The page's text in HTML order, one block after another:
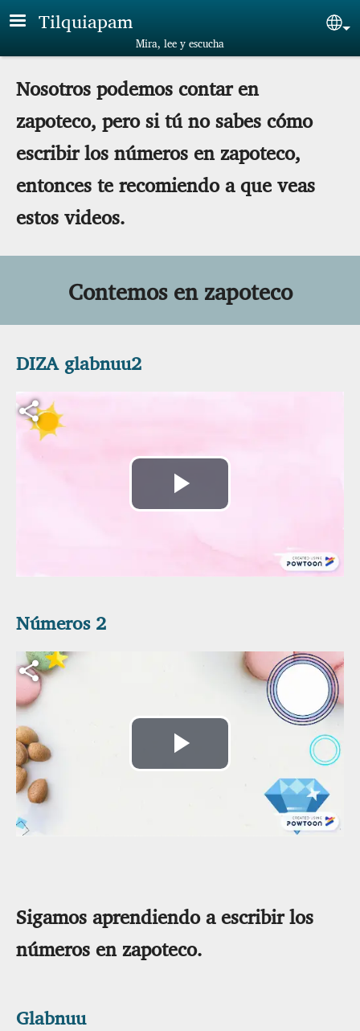
Skip to main content
Tilquiapam
Mira, lee y escucha
Nosotros podemos contar en
zapoteco, pero si tú no sabes cómo
escribir los números en zapoteco,
entonces te recomiendo a que veas
estos videos.
Contemos en zapoteco
Archivo de vídeo
Reproducir
DIZA glabnuu2
Archivo de vídeo
Reproducir
Números 2
Sigamos aprendiendo a escribir los
números en zapoteco.
Glabnuu